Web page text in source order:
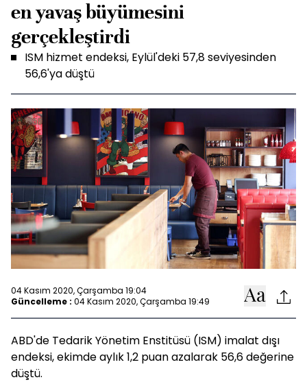
en yavaş büyümesini
gerçekleştirdi
ISM hizmet endeksi, Eylül'deki 57,8 seviyesinden
56,6'ya düştü
04 Kasım 2020, Çarşamba 19:04
Güncelleme : 04 Kasım 2020, Çarşamba 19:49
ABD'de Tedarik Yönetim Enstitüsü (ISM) imalat dışı
endeksi, ekimde aylık 1,2 puan azalarak 56,6 değerine
düştü.